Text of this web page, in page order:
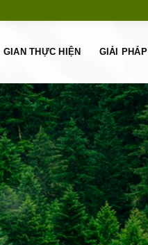
GIAN THỰC HIỆN GIẢI PHÁP